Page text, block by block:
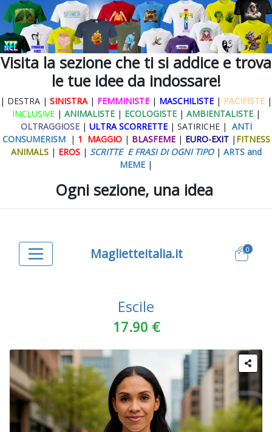
Visita la sezione che ti si addice e trova
le tue idee da indossare!
| DESTRA | SINISTRA| FEMMINISTE | MASCHILISTE | PACIFISTE |
INCLUSIVE| ANIMALISTE| ECOLOGISTE | AMBIENTALISTE|
OLTRAGGIOSE| ULTRA SCORRETTE | SATIRICHE | ANTI
CONSUMERISM | 1 MAGGIO| BLASFEME | EURO-EXIT| FITNESS
ANIMALS| EROS| SCRITTE E FRASI DI OGNI TIPO | ARTS and
MEME |
Ogni sezione, una idea
Maglietteitalia.it 0
Escile
17.90 €